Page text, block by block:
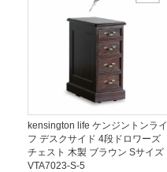
kensington life ケンジントンライ
フ デスクサイド 4段ドロワーズ
チェスト 木製 ブラウン Sサイズ
VTA7023-S-5